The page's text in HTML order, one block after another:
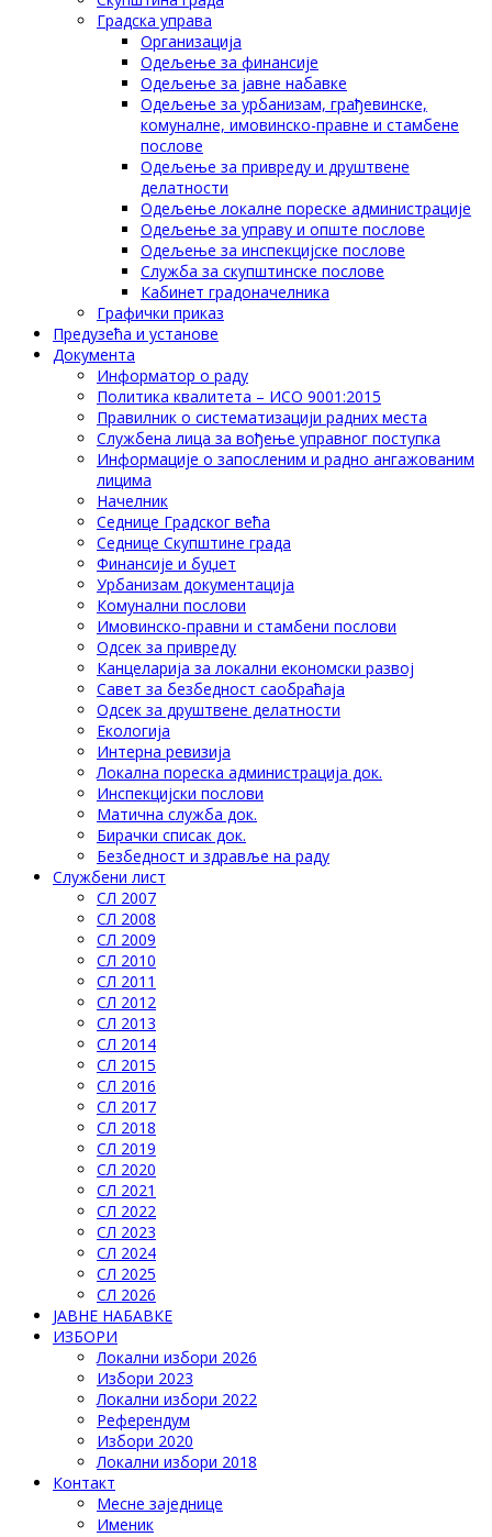
Градска управа
Организација
Одељење за финансије
Одељење за јавне набавке
Одељење за урбанизам, грађевинске,
комуналне, имовинско-правне и стамбене
послове
Одељење за привреду и друштвене
делатности
Одељење локалне пореске администрације
Одељење за управу и опште послове
Одељење за инспекцијске послове
Служба за скупштинске послове
Кабинет градоначелника
Графички приказ
Предузећа и установе
Документа
Информатор о раду
Политика квалитета – ИСО 9001:2015
Правилник о систематизацији радних места
Службена лица за вођење управног поступка
Информације о запосленим и радно ангажованим
лицима
Начелник
Седнице Градског већа
Седнице Скупштине града
Финансије и буџет
Урбанизам документација
Комунални послови
Имовинско-правни и стамбени послови
Одсек за привреду
Канцеларија за локални економски развој
Савет за безбедност саобраћаја
Одсек за друштвене делатности
Eкологија
Интерна ревизија
Локална пореска администрација док.
Инспекцијски послови
Матична служба док.
Бирачки списак док.
Безбедност и здравље на раду
Службени лист
СЛ 2007
СЛ 2008
СЛ 2009
СЛ 2010
СЛ 2011
СЛ 2012
СЛ 2013
СЛ 2014
СЛ 2015
СЛ 2016
СЛ 2017
СЛ 2018
СЛ 2019
СЛ 2020
СЛ 2021
СЛ 2022
СЛ 2023
СЛ 2024
СЛ 2025
СЛ 2026
ЈАВНЕ НАБАВКЕ
ИЗБОРИ
Локални избори 2026
Избори 2023
Локални избори 2022
Референдум
Избори 2020
Локални избори 2018
Контакт
Месне заједнице
Именик